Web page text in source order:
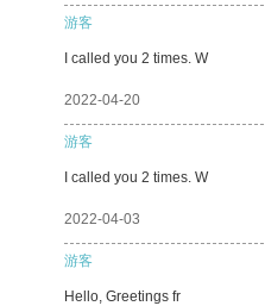
游客
I called you 2 times. W
2022-04-20
游客
I called you 2 times. W
2022-04-03
游客
Hello, Greetings fr